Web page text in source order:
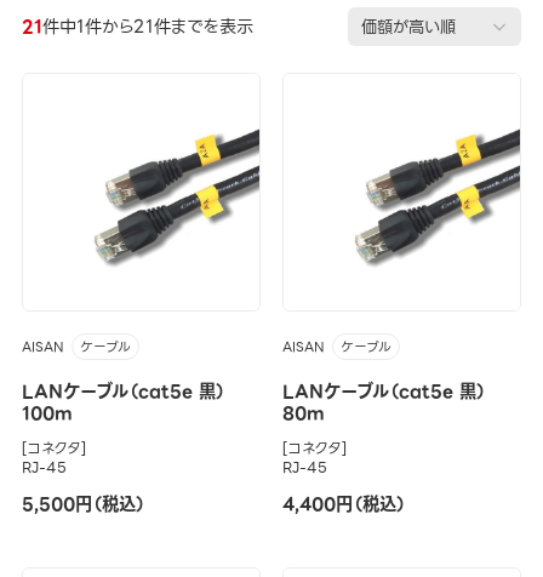
21件中1件から21件までを表示
AISAN ケーブル
LANケーブル（cat5e 黒）
100m
[コネクタ]
RJ-45
5,500円（税込）
AISAN ケーブル
LANケーブル（cat5e 黒）
80m
[コネクタ]
RJ-45
4,400円（税込）